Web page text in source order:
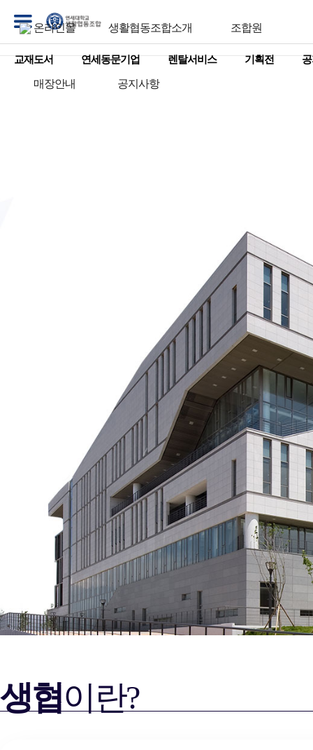
교재도서 연세동문기업 렌탈서비스 기획전
온라인몰 생활협동조합소개 조합원
매장안내 공지사항
생협이란?